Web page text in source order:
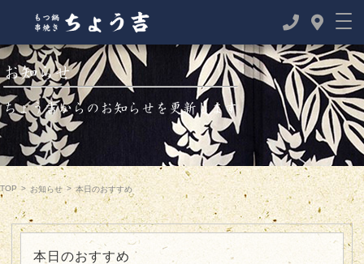
お知らせ
ちょう吉からのお知らせを更新します
TOP > お知らせ > 本日のおすすめ
本日のおすすめ